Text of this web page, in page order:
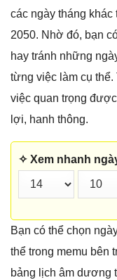
các ngày tháng khác
2050. Nhờ đó, bạn
hay tránh những
từng việc làm cụ
việc quan trọng
lợi, hanh thông.
✧ Xem nhanh
Bạn có thể chọn
thể trong memu bên
bảng lịch âm dương